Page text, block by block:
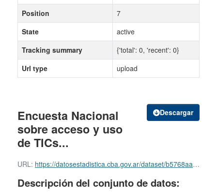
Descargar
Encuesta Nacional
sobre acceso y uso
de TICs...
URL: https://datosestadistica.cba.gov.ar/dataset/b5768aa8-b95c-4660-b44e-1c3e12d58f9e/resource/37ca2f83-c6fb-4bd6-95d0-9e8d4f703f1b/download/encuesta-nacional-sobre-acceso-y-uso-de-tics-en-hogares-urbanos.-tercer-trimestre-ano-2011.pdf
Descripción del conjunto de datos:
Position
7
State
active
Tracking summary
{'total': 0, 'recent': 0}
Url type
upload